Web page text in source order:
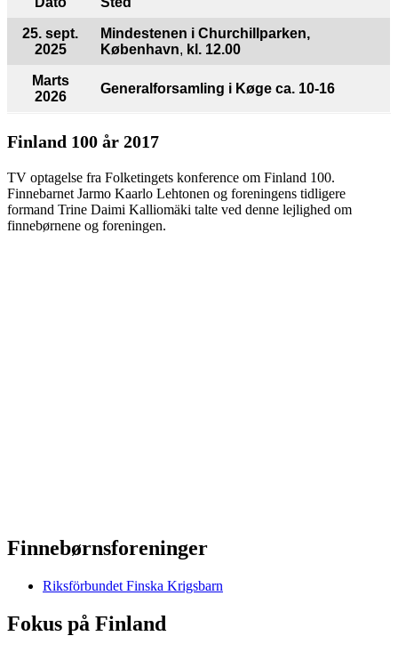
25. sept.
2025
Mindestenen i Churchillparken,
København, kl. 12.00
Marts
2026
Generalforsamling i Køge ca. 10-16
Finland 100 år 2017
TV optagelse fra Folketingets konference om Finland 100.
Finnebarnet Jarmo Kaarlo Lehtonen og foreningens tidligere
formand Trine Daimi Kalliomäki talte ved denne lejlighed om
finnebørnene og foreningen.
Finnebørnsforeninger
Riksförbundet Finska Krigsbarn
Fokus på Finland